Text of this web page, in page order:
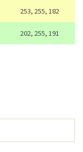
253, 255, 182
202, 255, 191